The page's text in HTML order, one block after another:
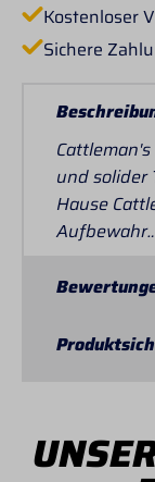
Kostenloser
Sichere
und solider
Hause